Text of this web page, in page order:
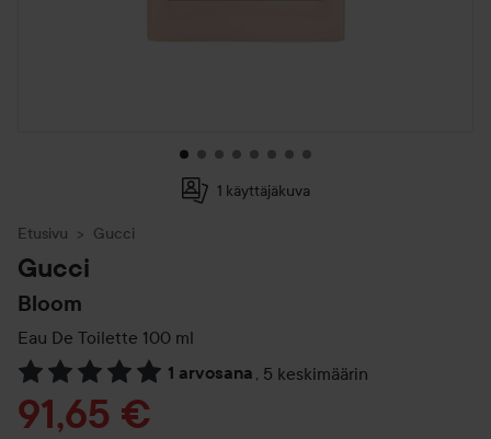
1 käyttäjäkuva
Etusivu Gucci
Gucci
Bloom
Eau De Toilette 100 ml
1 arvosana , 5 keskimäärin
Siirtyä jhk Arvosana & kommentit
Tarjoushinta
91,65 €